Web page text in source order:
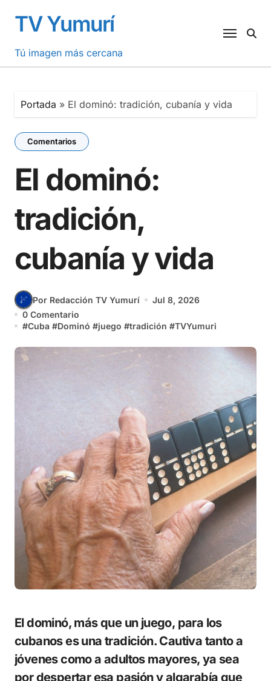
contenido
TV Yumurí
Tú imagen más cercana
Portada » El dominó: tradición, cubanía y vida
Comentarios
El dominó:
tradición,
cubanía y vida
Por Redacción TV Yumurí
Jul 8, 2026
0 Comentario
#Cuba #Dominó #juego #tradición #TVYumuri
El dominó, más que un juego, para los
cubanos es una tradición. Cautiva tanto a
jóvenes como a adultos mayores, ya sea
por despertar esa pasión y algarabía que